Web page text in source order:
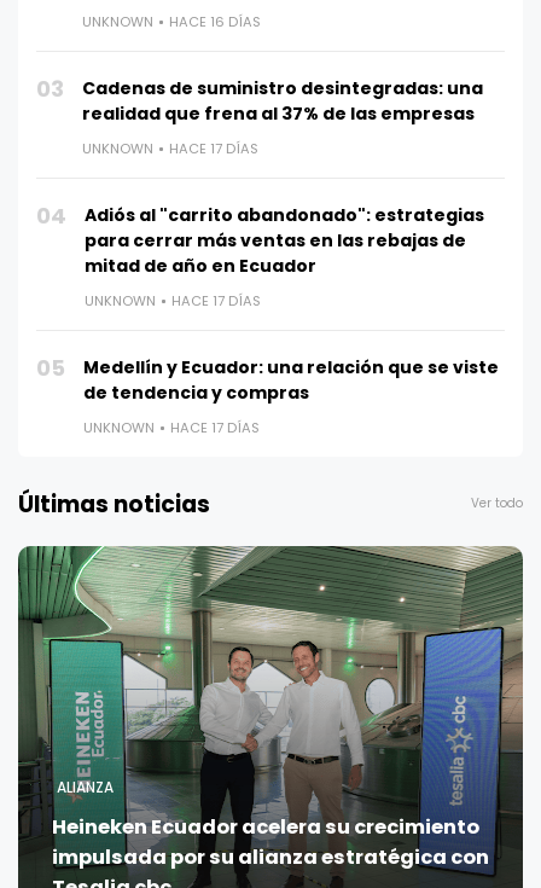
UNKNOWN HACE 16 DÍAS
03
Cadenas de suministro desintegradas: una
realidad que frena al 37% de las empresas
UNKNOWN HACE 17 DÍAS
04
Adiós al "carrito abandonado": estrategias
para cerrar más ventas en las rebajas de
mitad de año en Ecuador
UNKNOWN HACE 17 DÍAS
05
Medellín y Ecuador: una relación que se viste
de tendencia y compras
UNKNOWN HACE 17 DÍAS
Últimas noticias Ver todo
ALIANZA
Heineken Ecuador acelera su crecimiento
impulsada por su alianza estratégica con